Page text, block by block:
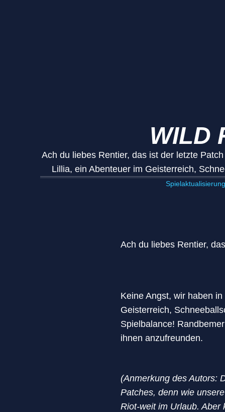
WILD
Ach du liebes Rentier, das ist der letzte
Lillia, ein Abenteuer im Geisterreich,
Ach du liebes Rentier,
Keine Angst, wir haben
Geisterreich,
Spielbalance!
ihnen anzufreunden.
(Anmerkung des Autors:
Patches, denn wie
Riot-weit im Urlaub. Aber